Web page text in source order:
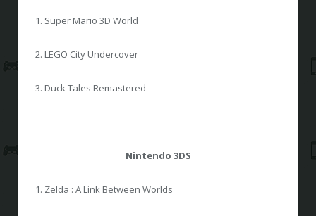
1. Super Mario 3D World
2. LEGO City Undercover
3. Duck Tales Remastered
Nintendo 3DS
1. Zelda : A Link Between Worlds